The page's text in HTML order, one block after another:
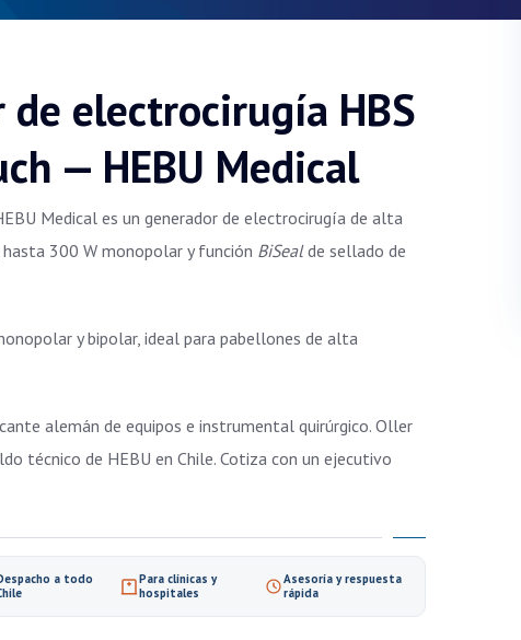
de electrocirugía HBS
— HEBU Medical
Medical es un generador de electrocirugía de alta
300 W monopolar y función BiSealde sellado de
y bipolar, ideal para pabellones de alta
alemán de equipos e instrumental quirúrgico. Oller
técnico de HEBU en Chile. Cotiza con un ejecutivo
a todo
Para clínicas y
hospitales
Asesoría y respuesta
rápida